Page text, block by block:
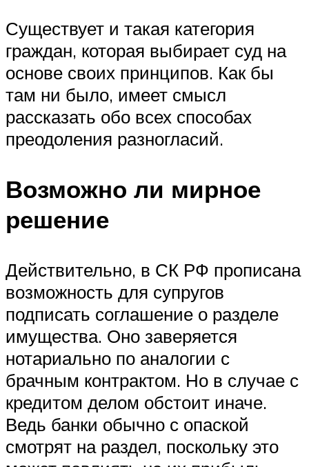
Существует и такая категория
граждан, которая выбирает суд на
основе своих принципов. Как бы
там ни было, имеет смысл
рассказать обо всех способах
преодоления разногласий.
Возможно ли мирное
решение
Действительно, в СК РФ прописана
возможность для супругов
подписать соглашение о разделе
имущества. Оно заверяется
нотариально по аналогии с
брачным контрактом. Но в случае с
кредитом делом обстоит иначе.
Ведь банки обычно с опаской
смотрят на раздел, поскольку это